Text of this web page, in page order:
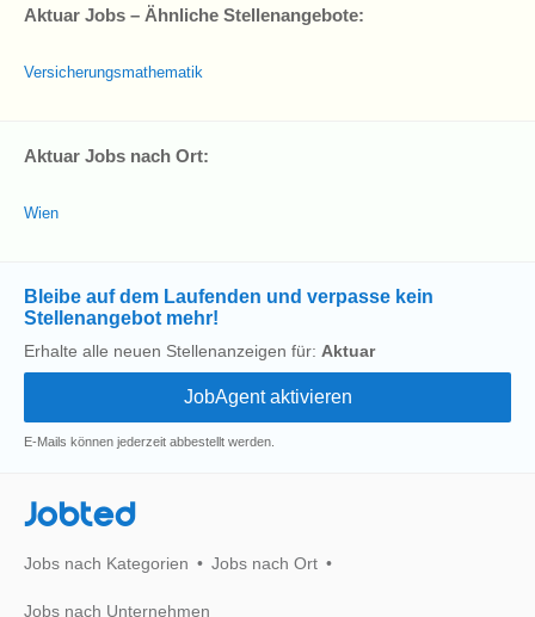
Aktuar Jobs – Ähnliche Stellenangebote:
Versicherungsmathematik
Aktuar Jobs nach Ort:
Wien
Bleibe auf dem Laufenden und verpasse kein
Stellenangebot mehr!
Erhalte alle neuen Stellenanzeigen für: Aktuar
E-Mails können jederzeit abbestellt werden.
Jobted
Jobs nach Kategorien Jobs nach Ort
Jobs nach Unternehmen